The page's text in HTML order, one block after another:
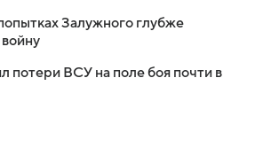
Залужного глубже
потери ВСУ на поле боя почти в